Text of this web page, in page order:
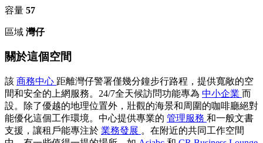
容量 57
區域 灣仔
關於這個空間
該 商務中心 距離灣仔警署僅幾分鐘步行路程，提供寬敞的空
間和安全的上網服務。24/7全天候訪問功能專為 中小企業 而
設。除了優越的地理位置外，壯觀的海景和周圍的咖啡廳絕對
能優化這個工作環境。中心提供專業的 管理服務 和一般文書
支援，讓租戶能專注於 業務發展 。在附近的共同工作空間